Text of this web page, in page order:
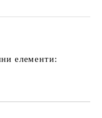
елементи: